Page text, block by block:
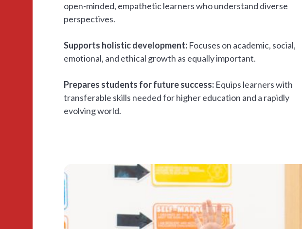
open-minded, empathetic learners who understand diverse
perspectives.
Supports holistic development: Focuses on academic, social,
emotional, and ethical growth as equally important.
Prepares students for future success: Equips learners with
transferable skills needed for higher education and a rapidly
evolving world.